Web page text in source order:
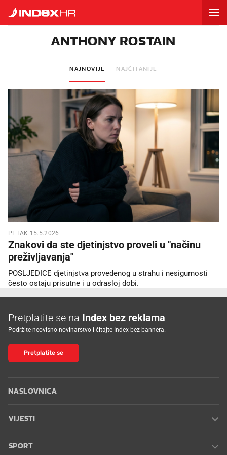
ANTHONY ROSTAIN
NAJNOVIJE NAJČITANIJE
PETAK 15.5.2026.
Znakovi da ste djetinjstvo proveli u "načinu
preživljavanja"
POSLJEDICE djetinjstva provedenog u strahu i nesigurnosti
često ostaju prisutne i u odrasloj dobi.
Pretplatite se na Index bez reklama
Podržite neovisno novinarstvo i čitajte Index bez bannera.
Pretplatite se
NASLOVNICA
VIJESTI
SPORT